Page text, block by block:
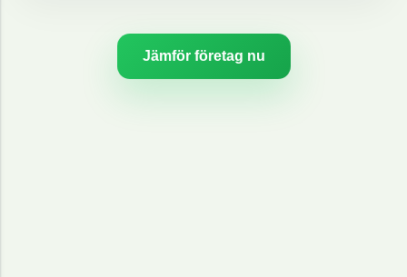
Jämför företag nu